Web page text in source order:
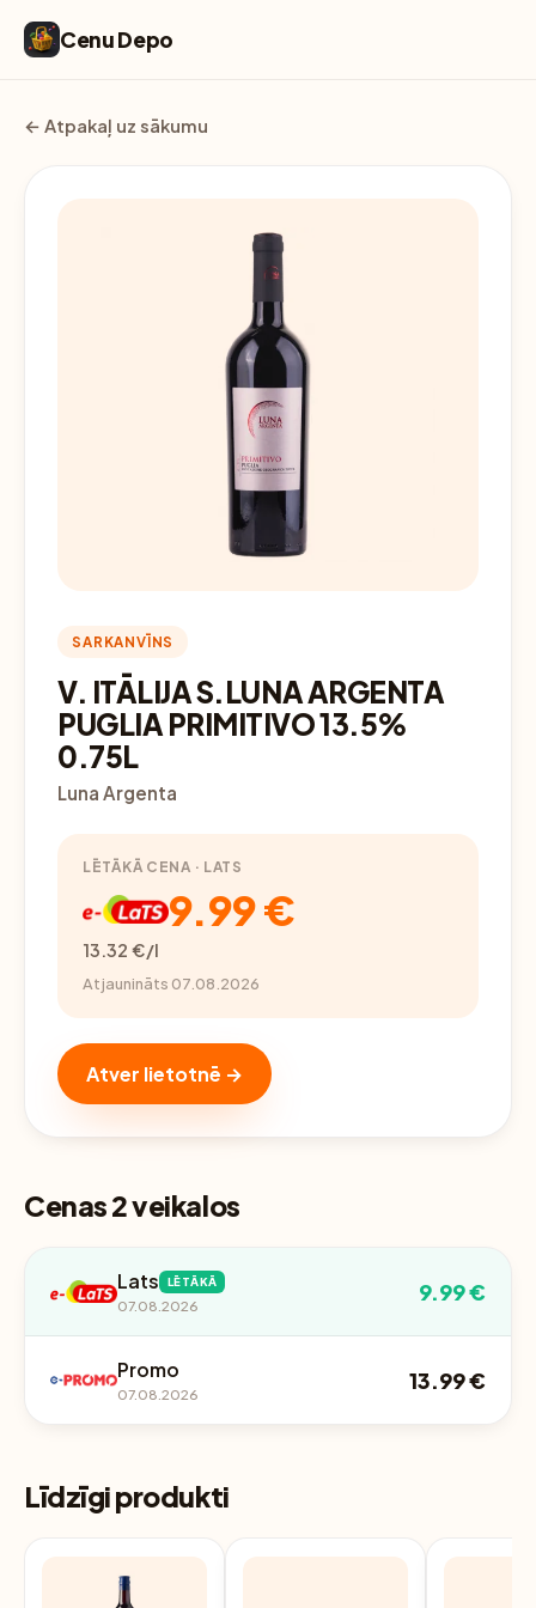
Cenu Depo
← Atpakaļ uz sākumu
SARKANVĪNS
V. ITĀLIJA S.LUNA ARGENTA
PUGLIA PRIMITIVO 13.5%
0.75L
Luna Argenta
LĒTĀKĀ CENA · LATS
9.99 €
13.32 €/l
Atjaunināts 07.08.2026
Atver lietotnē →
Cenas 2 veikalos
Lats LĒTĀKĀ
07.08.2026
9.99 €
Promo
07.08.2026
13.99 €
Līdzīgi produkti